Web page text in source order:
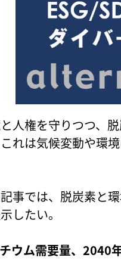
人権を守りつつ、
れは気候変動や環
事では、脱炭素と
したい。
ウム需要量、2040